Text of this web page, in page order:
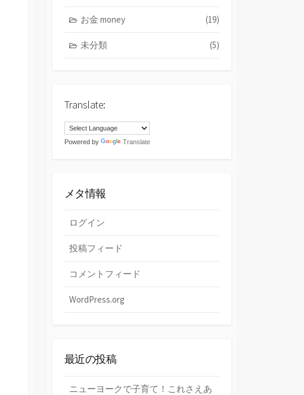
お金 money (19)
未分類 (5)
Translate:
Powered by Translate
メタ情報
ログイン
投稿フィード
コメントフィード
WordPress.org
最近の投稿
ニューヨークで子育て！これさえあ